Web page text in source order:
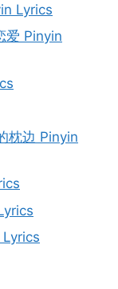
Lyrics
爱 Pinyin
枕边 Pinyin